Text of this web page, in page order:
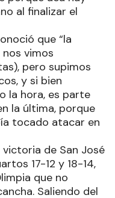
al finalizar el
que “la
vimos
pero supimos
y si bien
la hora, es parte
la última, porque
tocado atacar en
de San José
17-12 y 18-14,
que no
Saliendo del